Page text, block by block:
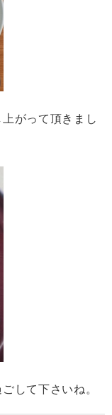
がって頂きまし
して下さいね。